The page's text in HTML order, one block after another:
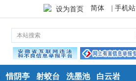
设为首页 简体 | 手机站
惜阴亭 射蛟台 洗墨池 白云岩